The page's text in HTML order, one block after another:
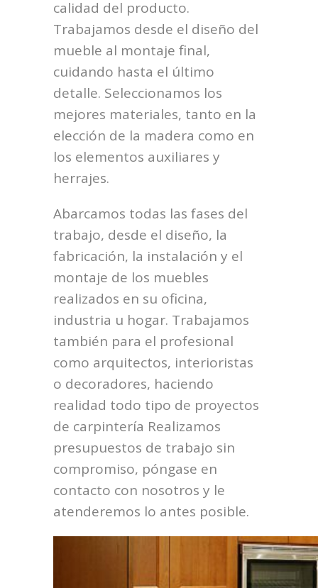
calidad del producto.
Trabajamos desde el diseño del
mueble al montaje final,
cuidando hasta el último
detalle. Seleccionamos los
mejores materiales, tanto en la
elección de la madera como en
los elementos auxiliares y
herrajes.
Abarcamos todas las fases del
trabajo, desde el diseño, la
fabricación, la instalación y el
montaje de los muebles
realizados en su oficina,
industria u hogar. Trabajamos
también para el profesional
como arquitectos, interioristas
o decoradores, haciendo
realidad todo tipo de proyectos
de carpintería Realizamos
presupuestos de trabajo sin
compromiso, póngase en
contacto con nosotros y le
atenderemos lo antes posible.